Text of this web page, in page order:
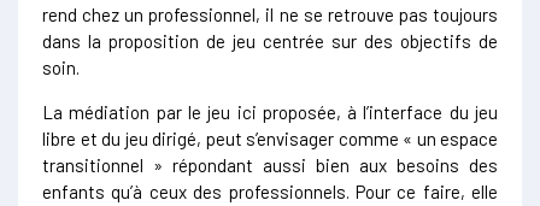
rend chez un professionnel, il ne se retrouve pas toujours
dans la proposition de jeu centrée sur des objectifs de
soin.
La médiation par le jeu ici proposée, à l’interface du jeu
libre et du jeu dirigé, peut s’envisager comme « un espace
transitionnel » répondant aussi bien aux besoins des
enfants qu’à ceux des professionnels. Pour ce faire, elle